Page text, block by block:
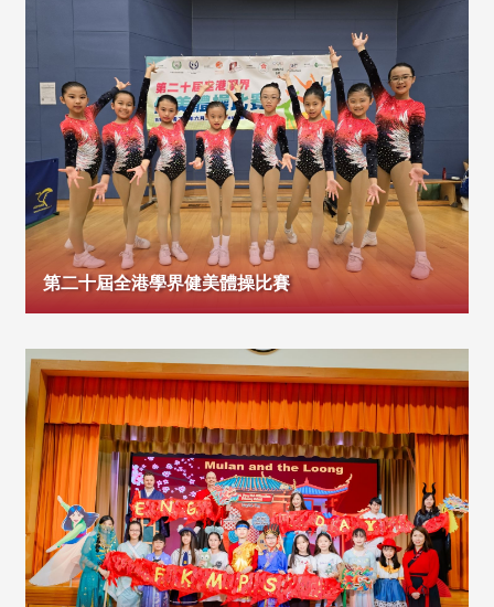
第二十屆全港學界健美體操比賽